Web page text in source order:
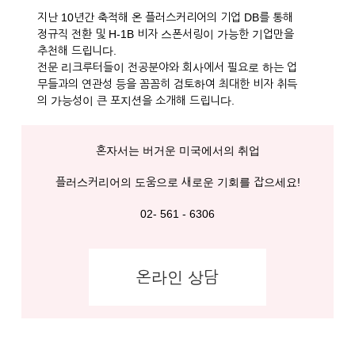
지난 10년간 축적해 온 플러스커리어의 기업 DB를 통해
정규직 전환 및 H-1B 비자 스폰서링이 가능한 기업만을
추천해 드립니다.
전문 리크루터들이 전공분야와 회사에서 필요로 하는 업
무들과의 연관성 등을 꼼꼼히 검토하여 최대한 비자 취득
의 가능성이 큰 포지션을 소개해 드립니다.
혼자서는 버거운 미국에서의 취업
플러스커리어의 도움으로 새로운 기회를 잡으세요!
02- 561 - 6306
온라인 상담